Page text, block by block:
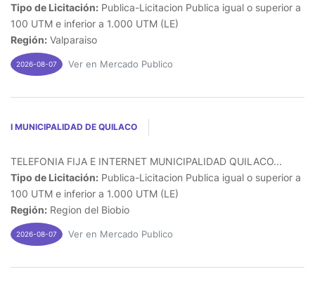
Tipo de Licitación: Publica-Licitacion Publica igual o superior a
100 UTM e inferior a 1.000 UTM (LE)
Región: Valparaiso
2026-08-07 Ver en Mercado Publico
I MUNICIPALIDAD DE QUILACO
TELEFONIA FIJA E INTERNET MUNICIPALIDAD QUILACO...
Tipo de Licitación: Publica-Licitacion Publica igual o superior a
100 UTM e inferior a 1.000 UTM (LE)
Región: Region del Biobio
2026-08-07 Ver en Mercado Publico